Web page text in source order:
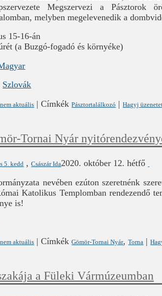
Megszervezi a Pásztorok
melyben megelevenedik a
15-16-án
(a Buzgó-fogadó és környéke)
Szlovák
aktuális |Címkék Pásztortalálkozó |Hagyj
Tornai Nyár
5. kedd ,Császár Ida2020. október 12. hétfő
nevében ezúton szeretnénk
Katolikus Templomban rendezendő
is!
aktuális |Címkék Gömör-Tornai Nyár,Torna |
a Füleki Vármúzeumban